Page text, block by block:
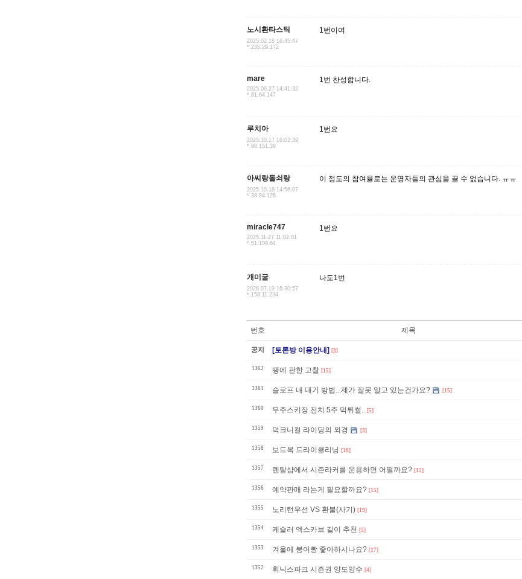
노시환타스틱
2025.02.18 16:45:47
*.235.29.172
1번이여
mare
2025.06.27 14:41:32
*.81.64.147
1번 찬성합니다.
루치아
2025.10.17 16:02:39
*.98.151.39
1번요
아씨랑돌쇠랑
2025.10.18 14:58:07
*.38.84.128
이 정도의 참여율로는 운영자들의 관심을 끌 수 없습니다. ㅠㅠ
miracle747
2025.11.27 11:02:01
*.51.109.64
1번요
개미굴
2026.07.19 16:30:57
*.158.11.234
나도1번
번호 제목
공지 [토론방 이용안내] [3]
1362 땡에 관한 고찰 [15]
1361 슬로프 내 대기 방법...제가 잘못 알고 있는건가요? [15]
1360 무주스키장 전치 5주 먹튀썰.. [5]
1359 덕크니컬 라이딩의 외경 [3]
1358 보드복 드라이클리닝 [18]
1357 렌탈샵에서 시즌라커를 운용하면 어떨까요? [12]
1356 예약판매 라는게 필요할까요? [15]
1355 노리턴우선 VS 환불(사기) [19]
1354 케슬러 엑스카브 길이 추천 [5]
1353 겨울에 붕어빵 좋아하시나요? [17]
1352 휘닉스파크 시즌권 양도양수 [4]